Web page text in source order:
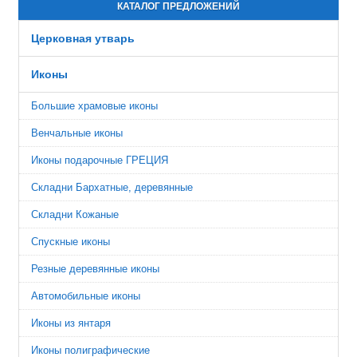
КАТАЛОГ ПРЕДЛОЖЕНИЙ
Церковная утварь
Иконы
Большие храмовые иконы
Венчальные иконы
Иконы подарочные ГРЕЦИЯ
Складни Бархатные, деревянные
Складни Кожаные
Спускные иконы
Резные деревянные иконы
Автомобильные иконы
Иконы из янтаря
Иконы полиграфические